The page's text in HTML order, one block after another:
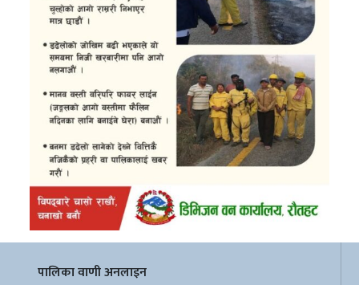
पालिका वाणी अनलाइन